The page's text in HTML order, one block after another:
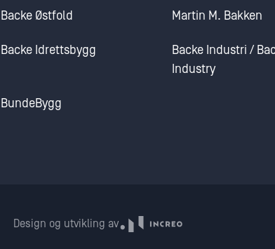
Backe Østfold Martin M. Bakken
Backe Idrettsbygg
Backe Industri /
Industry
BundeBygg
Design og utvikling av